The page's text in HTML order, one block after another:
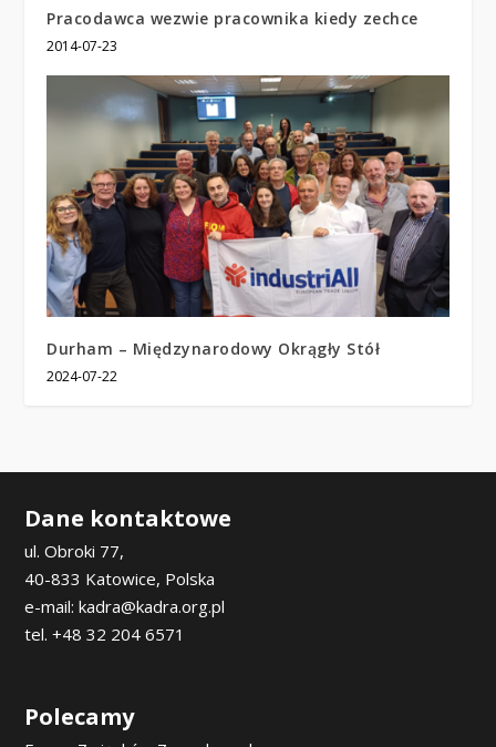
Pracodawca wezwie pracownika kiedy zechce
2014-07-23
Durham – Międzynarodowy Okrągły Stół
2024-07-22
Dane kontaktowe
ul. Obroki 77,
40-833 Katowice, Polska
e-mail: kadra@kadra.org.pl
tel. +48 32 204 6571
Polecamy